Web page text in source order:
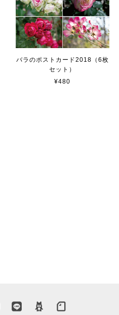
バラのポストカード2018（6枚
セット）
¥480